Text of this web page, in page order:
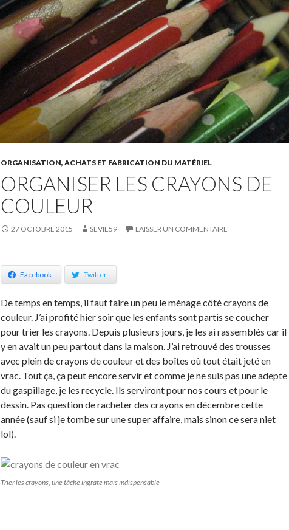
ORGANISATION, ACHATS ET FABRICATION DU MATÉRIEL
ORGANISER LES CRAYONS DE
COULEUR
27 OCTOBRE 2015 SEVIE59 LAISSER UN COMMENTAIRE
Facebook Twitter
De temps en temps, il faut faire un peu le ménage côté crayons de
couleur. J’ai profité hier soir que les enfants sont partis se coucher
pour trier les crayons. Depuis plusieurs jours, je les ai rassemblés car il
y en avait un peu partout dans la maison. J’ai retrouvé des trousses
avec plein de crayons de couleur et des boîtes où tout était jeté en
vrac. Tout ça, ça peut encore servir et comme je ne suis pas une adepte
du gaspillage, je les recycle. Ils serviront pour nos cours et pour le
dessin. Pas question de racheter des crayons en décembre cette
année (sauf si je tombe sur une super affaire, mais sinon ce sera niet
lol).
Trier les crayons, une tâche ingrate mais indispensable